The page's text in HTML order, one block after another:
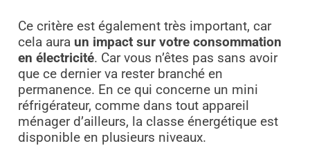
Ce critère est également très important, car
cela aura un impact sur votre consommation
en électricité. Car vous n’êtes pas sans avoir
que ce dernier va rester branché en
permanence. En ce qui concerne un mini
réfrigérateur, comme dans tout appareil
ménager d’ailleurs, la classe énergétique est
disponible en plusieurs niveaux.